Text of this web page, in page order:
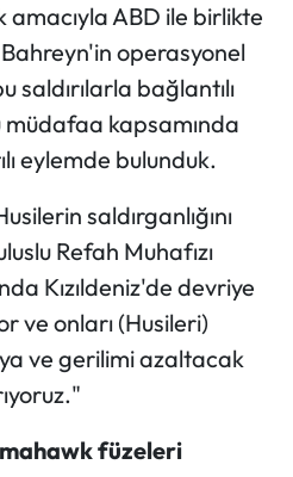
amacıyla ABD ile birlikte
operasyonel
bağlantılı
müdafaa kapsamında
eylemde bulunduk.
saldırganlığını
Refah Muhafızı
Kızıldeniz'de devriye
ve onları (Husileri)
ve gerilimi azaltacak
füzeleri